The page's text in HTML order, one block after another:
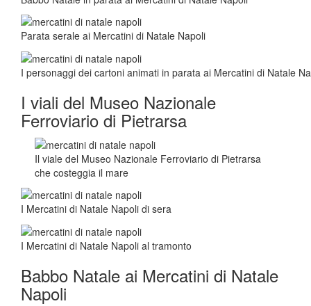
Parata serale ai Mercatini di Natale Napoli
I personaggi dei cartoni animati in parata ai Mercatini di Natale
I viali del Museo Nazionale
Ferroviario di Pietrarsa
Il viale del Museo Nazionale Ferroviario di Pietrarsa
che costeggia il mare
I Mercatini di Natale Napoli di sera
I Mercatini di Natale Napoli al tramonto
Babbo Natale ai Mercatini di Natale
Napoli